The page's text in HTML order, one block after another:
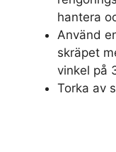
hantera
Använd
skräpet
vinkel på
Torka av